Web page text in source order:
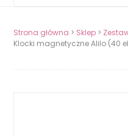
Strona główna > Sklep >
Klocki magnetyczne Alilo (40